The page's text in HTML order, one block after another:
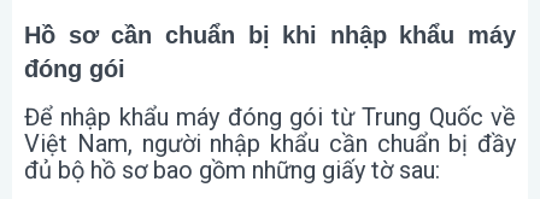
Hồ sơ cần chuẩn bị khi nhập khẩu máy
đóng gói
Để nhập khẩu máy đóng gói từ Trung Quốc về
Việt Nam, người nhập khẩu cần chuẩn bị đầy
đủ bộ hồ sơ bao gồm những giấy tờ sau: